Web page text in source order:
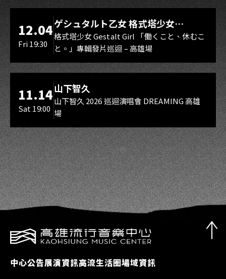
LIVE WAREHOUSE 小庫
12.04
Fri 19:30
ゲシュタルト乙女 格式塔少女
Gestalt Girl
格式塔少女 Gestalt Girl 「働くこと、休むこ
と。」專輯發片巡迴 – 高雄場
11.14
Sat 19:00
山下智久
山下智久 2026 巡迴演唱會 DREAMING 高雄
場
中心公告展演資訊高流生活圈場域資訊